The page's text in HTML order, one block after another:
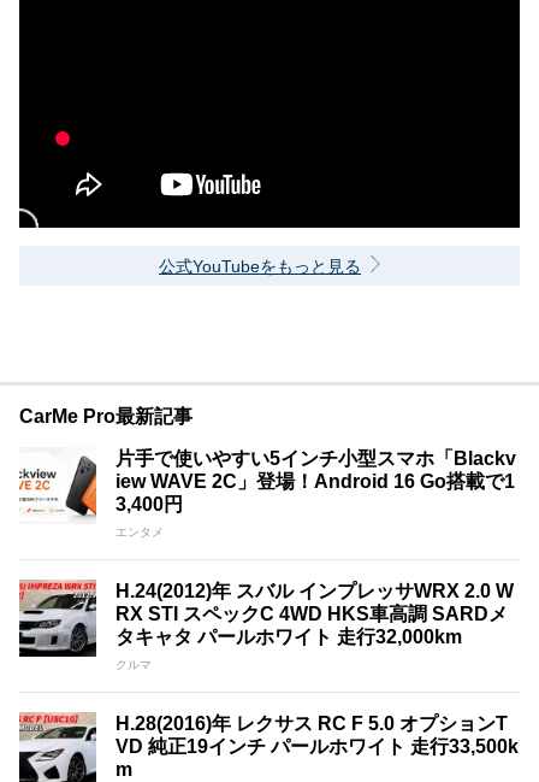
公式YouTubeをもっと見る
CarMe Pro最新記事
片手で使いやすい5インチ小型スマホ「Blackv
iew WAVE 2C」登場！Android 16 Go搭載で1
3,400円
エンタメ
H.24(2012)年 スバル インプレッサWRX 2.0 W
RX STI スペックC 4WD HKS車高調 SARDメ
タキャタ パールホワイト 走行32,000km
クルマ
H.28(2016)年 レクサス RC F 5.0 オプションT
VD 純正19インチ パールホワイト 走行33,500k
m